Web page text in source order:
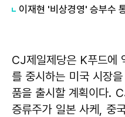
CJ제일제당은 K푸드에
를 중시하는 미국 시장
품을 출시할 계획이다.
증류주가 일본 사케, 중